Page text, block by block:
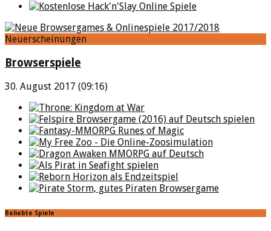
Neuerscheinungen
Browserspiele
30. August 2017 (09:16)
Beliebte Spiele